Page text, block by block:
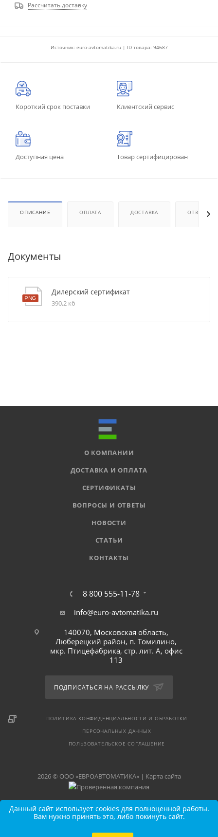
Рассчитать доставку
Источник: euro-avtomatika.ru | ID товара: 94687
Короткий срок поставки Клиентский сервис
Доступная цена Товар сертифицирован
ОПИСАНИЕ ОПЛАТА ДОСТАВКА ОТЗЫВЫ
Документы
Дилерский сертификат
390,2 кб
О КОМПАНИИ
ДОСТАВКА И ОПЛАТА
СЕРТИФИКАТЫ
ВОПРОСЫ И ОТВЕТЫ
НОВОСТИ
СТАТЬИ
КОНТАКТЫ
8 800 555-11-78
info@euro-avtomatika.ru
140070, Московская область,
Люберецкий район, п. Томилино,
мкр. Птицефабрика, стр. лит. А, офис
113
ПОДПИСАТЬСЯ НА РАССЫЛКУ
ПОЛИТИКА КОНФИДЕНЦИАЛЬНОСТИ И ОБРАБОТКИ
ПЕРСОНАЛЬНЫХ ДАННЫХ
ПОЛЬЗОВАТЕЛЬСКОЕ СОГЛАШЕНИЕ
2026 © ООО «ЕВРОАВТОМАТИКА» | Карта сайта
Данный сайт использует cookies для полноценной работы.
Вам нужно принять это, либо покинуть сайт.